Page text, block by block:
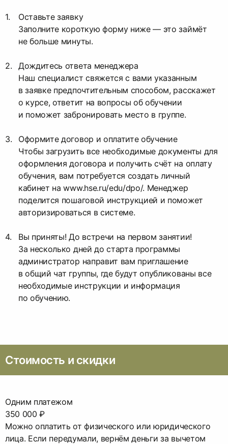
Оставьте заявку
Заполните короткую форму ниже — это займёт
не больше минуты.
Дождитесь ответа менеджера
Наш специалист свяжется с вами указанным
в заявке предпочтительным способом, расскажет
о курсе, ответит на вопросы об обучении
и поможет забронировать место в группе.
Оформите договор и оплатите обучение
Чтобы загрузить все необходимые документы для
оформления договора и получить счёт на оплату
обучения, вам потребуется создать личный
кабинет на www.hse.ru/edu/dpo/. Менеджер
поделится пошаговой инструкцией и поможет
авторизироваться в системе.
Вы приняты! До встречи на первом занятии!
За несколько дней до старта программы
администратор направит вам приглашение
в общий чат группы, где будут опубликованы все
необходимые инструкции и информация
по обучению.
Стоимость и скидки
Одним платежом
350 000 ₽
Можно оплатить от физического или юридического
лица. Если передумали, вернём деньги за вычетом